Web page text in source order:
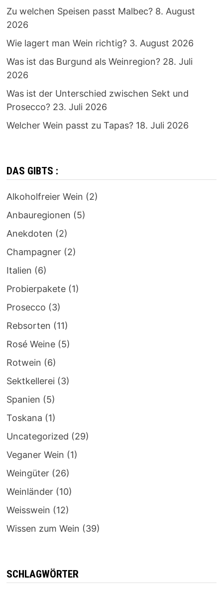
Zu welchen Speisen passt Malbec? 8. August
2026
Wie lagert man Wein richtig? 3. August 2026
Was ist das Burgund als Weinregion? 28. Juli
2026
Was ist der Unterschied zwischen Sekt und
Prosecco? 23. Juli 2026
Welcher Wein passt zu Tapas? 18. Juli 2026
DAS GIBTS :
Alkoholfreier Wein (2)
Anbauregionen (5)
Anekdoten (2)
Champagner(2)
Italien (6)
Probierpakete(1)
Prosecco (3)
Rebsorten (11)
Rosé Weine(5)
Rotwein (6)
Sektkellerei (3)
Spanien (5)
Toskana (1)
Uncategorized (29)
Veganer Wein (1)
Weingüter(26)
Weinländer(10)
Weisswein (12)
Wissen zum Wein (39)
SCHLAGWÖRTER